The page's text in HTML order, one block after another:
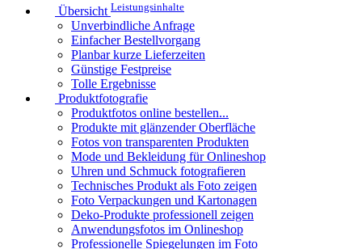
Übersicht Leistungsinhalte
Unverbindliche Anfrage
Einfacher Bestellvorgang
Planbar kurze Lieferzeiten
Günstige Festpreise
Tolle Ergebnisse
Produktfotografie
Produktfotos online bestellen...
Produkte mit glänzender Oberfläche
Fotos von transparenten Produkten
Mode und Bekleidung für Onlineshop
Uhren und Schmuck fotografieren
Technisches Produkt als Foto zeigen
Foto Verpackungen und Kartonagen
Deko-Produkte professionell zeigen
Anwendungsfotos im Onlineshop
Professionelle Spiegelungen im Foto